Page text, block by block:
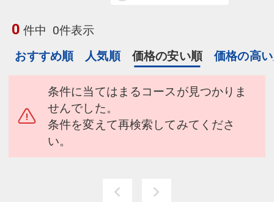
0 件中 0件表示
おすすめ順
人気順 価格の安い順 価格の高
条件に当てはまるコースが見つかりま
せんでした。
条件を変えて再検索してみてくださ
い。